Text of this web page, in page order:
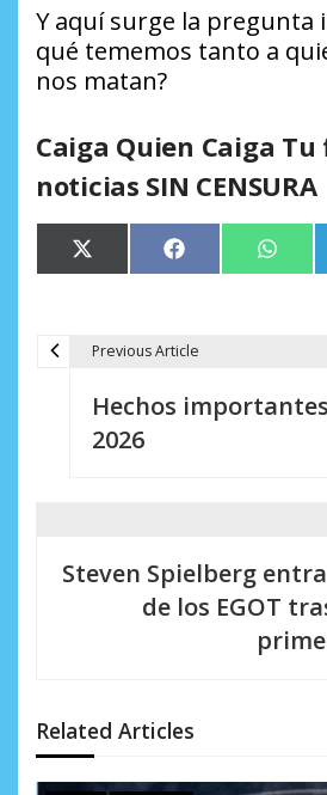
Y aquí surge la pregunta
qué tememos tanto a
nos matan?
Caiga Quien Caiga
noticias SIN CENSURA
Compartir
en
X
(Twitter)
Compartir
en
Facebook
en
ó
n
Previous Article
Hechos
2026
Steven Spielberg
de los EGOT
Related Articles